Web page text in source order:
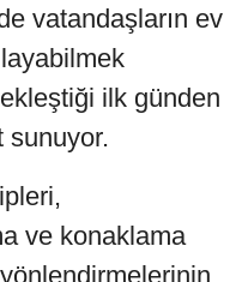
vatandaşların ev
ilk günden
sunuyor.
ve konaklama